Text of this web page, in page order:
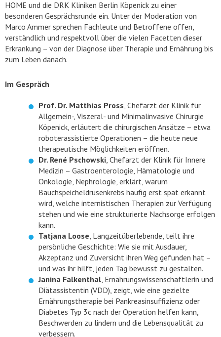
HOME und die DRK Kliniken Berlin Köpenick zu einer
besonderen Gesprächsrunde ein. Unter der Moderation von
Marco Ammer sprechen Fachleute und Betroffene offen,
verständlich und respektvoll über die vielen Facetten dieser
Erkrankung – von der Diagnose über Therapie und Ernährung bis
zum Leben danach.
Im Gespräch
Prof. Dr. Matthias Pross, Chefarzt der Klinik für
Allgemein-, Viszeral- und Minimalinvasive Chirurgie
Köpenick, erläutert die chirurgischen Ansätze – etwa
roboterassistierte Operationen – die heute neue
therapeutische Möglichkeiten eröffnen.
Dr. René Pschowski, Chefarzt der Klinik für Innere
Medizin – Gastroenterologie, Hämatologie und
Onkologie, Nephrologie, erklärt, warum
Bauchspeicheldrüsenkrebs häufig erst spät erkannt
wird, welche internistischen Therapien zur Verfügung
stehen und wie eine strukturierte Nachsorge erfolgen
kann.
Tatjana Loose, Langzeitüberlebende, teilt ihre
persönliche Geschichte: Wie sie mit Ausdauer,
Akzeptanz und Zuversicht ihren Weg gefunden hat –
und was ihr hilft, jeden Tag bewusst zu gestalten.
Janina Falkenthal, Ernährungswissenschaftlerin und
Diätassistentin (VDD), zeigt, wie eine gezielte
Ernährungstherapie bei Pankreasinsuffizienz oder
Diabetes Typ 3c nach der Operation helfen kann,
Beschwerden zu lindern und die Lebensqualität zu
verbessern.